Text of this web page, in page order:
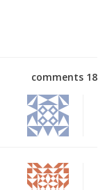
18 comments